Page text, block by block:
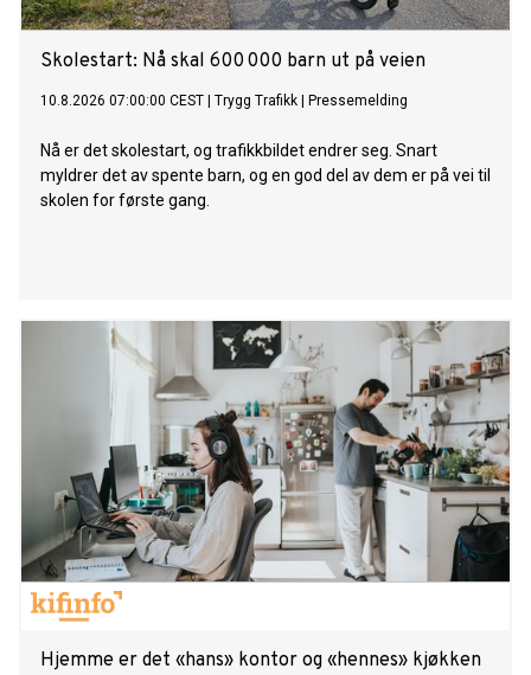
Skolestart: Nå skal 600 000 barn ut på veien
10.8.2026 07:00:00 CEST Trygg Trafikk Pressemelding
Nå er det skolestart, og trafikkbildet endrer seg. Snart
myldrer det av spente barn, og en god del av dem er på vei til
skolen for første gang.
Hjemme er det «hans» kontor og «hennes» kjøkken